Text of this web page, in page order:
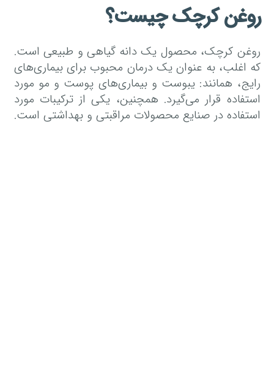
روغن کرچک چیست؟
روغن کرچک، محصول یک دانه گیاهی و طبیعی است.
که اغلب، به عنوان یک درمان محبوب برای بیماری‌های
رایج، همانند: یبوست و بیماری‌های پوست و مو مورد
استفاده قرار می‌گیرد. همچنین، یکی از ترکیبات مورد
استفاده در صنایع محصولات مراقبتی و بهداشتی است.